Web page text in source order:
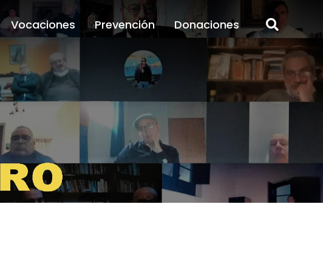
Vocaciones Prevención Donaciones
Vocaciones Prevención Donaciones